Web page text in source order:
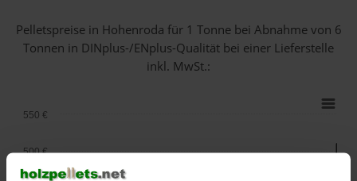
Pelletspreise in Hohenroda für 1 Tonne bei Abnahmevon 6
Tonnen in DINplus-/ENplus-Qualität bei einer Lieferstelle
inkl. MwSt.:
500 €
550 €